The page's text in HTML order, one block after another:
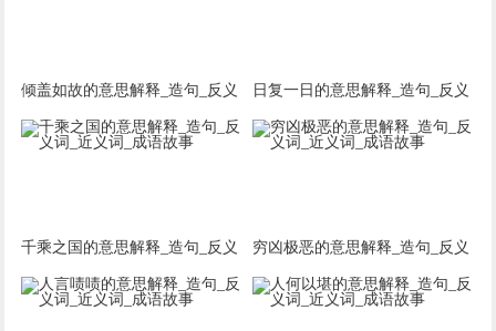
倾盖如故的意思解释_造句_反义
词_近义词_成语故事
日复一日的意思解释_造句_反义
词_近义词_成语故事
千乘之国的意思解释_造句_反义
词_近义词_成语故事
穷凶极恶的意思解释_造句_反义
词_近义词_成语故事